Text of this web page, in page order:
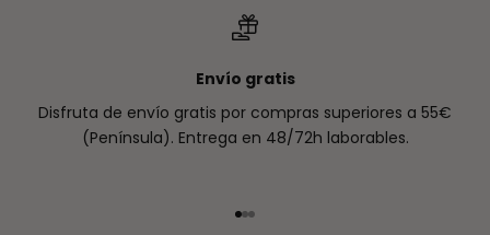
Envío gratis
Disfruta de envío gratis por compras superiores a 55€
(Península). Entrega en 48/72h laborables.
Ir al artículo 1
Ir al artículo 2
Ir al artículo 3